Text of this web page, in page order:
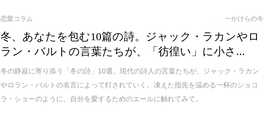
恋愛コラム 一かけらの今
冬、あなたを包む10篇の詩。ジャック・ラカンやロ
ラン・バルトの言葉たちが、「彷徨い」に小さ...
冬の静寂に寄り添う「冬の詩」10選。現代の詩人の言葉たちが、ジャック・ラカン
やロラン・バルトの名言によって灯されていく。凍えた指先を温める一杯のショコ
ラ・ショーのように、自分を愛するためのエールに触れてみて。